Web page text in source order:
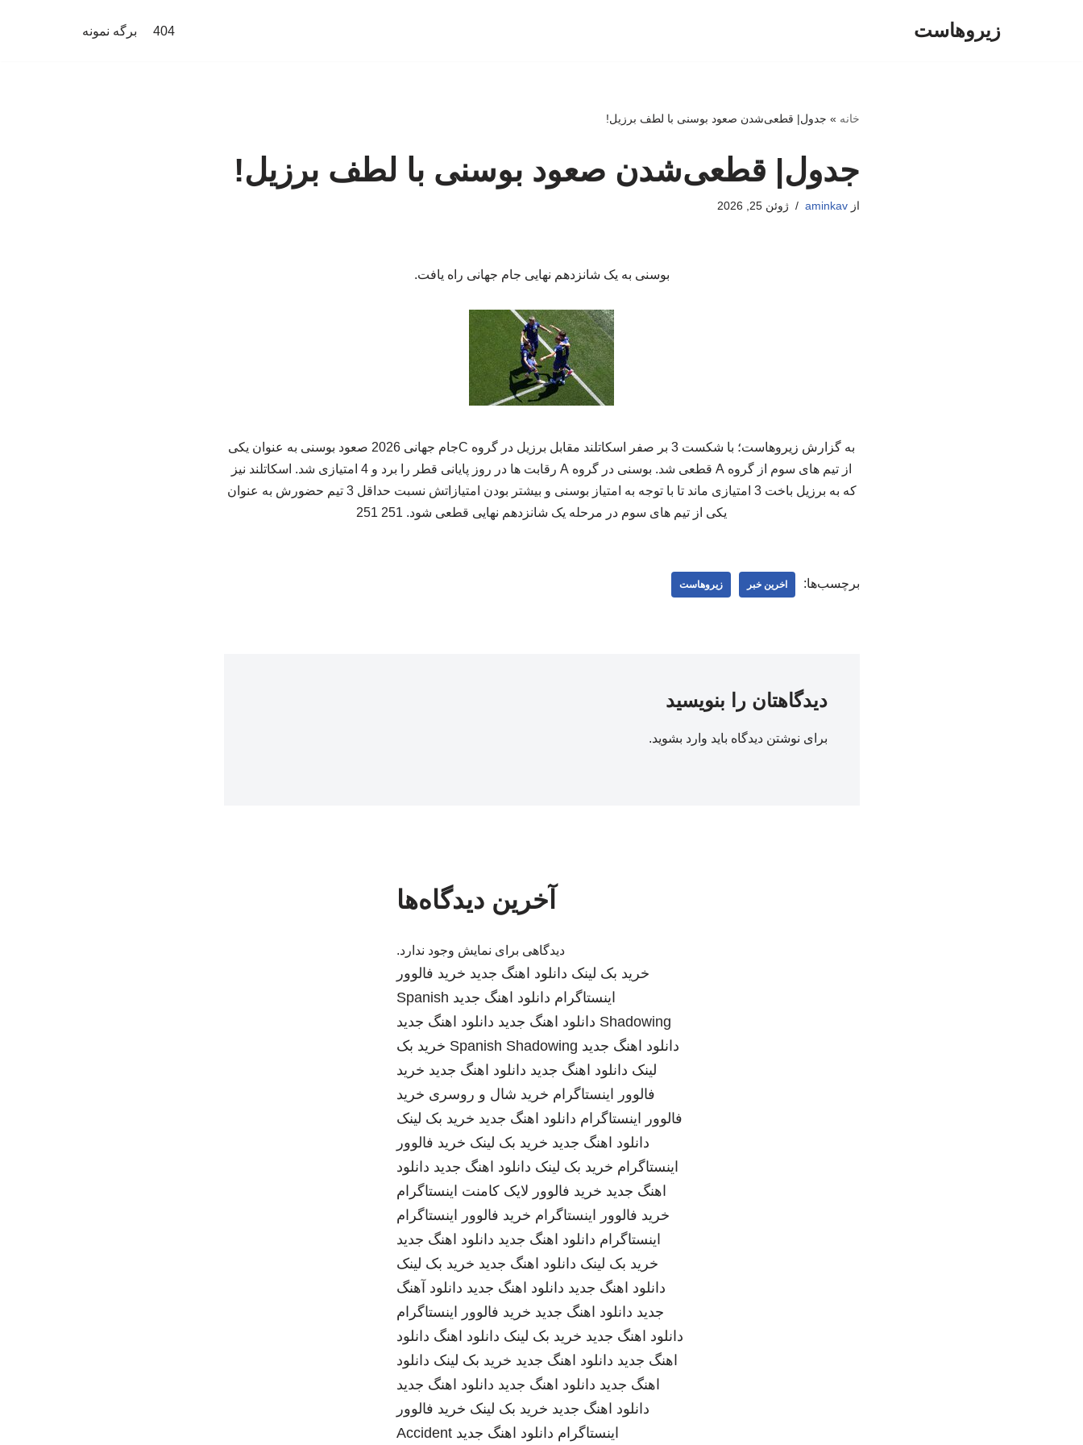
زیروهاست 404 برگه نمونه
خانه » جدول| قطعی‌شدن صعود بوسنی با لطف برزیل!
جدول| قطعی‌شدن صعود بوسنی با لطف برزیل!
ازaminkav ژوئن 25, 2026
بوسنی به یک شانزدهم نهایی جام جهانی راه یافت.
به گزارش زیروهاست؛ با شکست 3 بر صفر اسکاتلند مقابل برزیل در گروه C‌جام جهانی 2026 صعود بوسنی به عنوان یکی
از تیم های سوم از گروه A‌ قطعی شد. بوسنی در گروه A‌ رقابت ها در روز پایانی قطر را برد و 4 امتیازی شد. اسکاتلند نیز
که به برزیل باخت 3 امتیازی ماند تا با توجه به امتیاز بوسنی و بیشتر بودن امتیازاتش نسبت حداقل 3 تیم حضورش به عنوان
یکی از تیم های سوم در مرحله یک شانزدهم نهایی قطعی شود. 251 251
برچسب‌ها: اخرین خبر زیروهاست
دیدگاهتان را بنویسید
برای نوشتن دیدگاه باید وارد بشوید.
آخرین دیدگاه‌ها
دیدگاهی برای نمایش وجود ندارد.
خرید بک لینک دانلود اهنگ جدید خرید فالوور
اینستاگرام دانلود اهنگ جدید Spanish
Shadowing دانلود اهنگ جدید دانلود اهنگ جدید
دانلود اهنگ جدید Spanish Shadowing خرید بک
لینک دانلود اهنگ جدید دانلود اهنگ جدید خرید
فالوور اینستاگرام خرید شال و روسری خرید
فالوور اینستاگرام دانلود اهنگ جدید خرید بک لینک
دانلود اهنگ جدید خرید بک لینک خرید فالوور
اینستاگرام خرید بک لینک دانلود اهنگ جدید دانلود
اهنگ جدید خرید فالوور لایک کامنت اینستاگرام
خرید فالوور اینستاگرام خرید فالوور اینستاگرام
اینستاگرام دانلود اهنگ جدید دانلود اهنگ جدید
خرید بک لینک دانلود اهنگ جدید خرید بک لینک
دانلود اهنگ جدید دانلود اهنگ جدید دانلود آهنگ
جدید دانلود اهنگ جدید خرید فالوور اینستاگرام
دانلود اهنگ جدید خرید بک لینک دانلود اهنگ دانلود
اهنگ جدید دانلود اهنگ جدید خرید بک لینک دانلود
اهنگ جدید دانلود اهنگ جدید دانلود اهنگ جدید
دانلود اهنگ جدید خرید بک لینک خرید فالوور
اینستاگرام دانلود اهنگ جدید Accident